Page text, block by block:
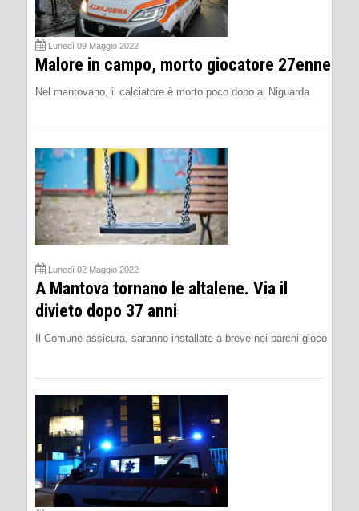
Lunedì 09 Maggio 2022
Malore in campo, morto giocatore 27enne
Nel mantovano, il calciatore è morto poco dopo al Niguarda
Lunedì 02 Maggio 2022
A Mantova tornano le altalene. Via il
divieto dopo 37 anni
Il Comune assicura, saranno installate a breve nei parchi gioco